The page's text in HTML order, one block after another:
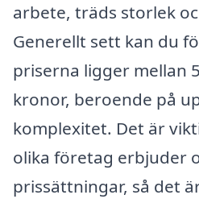
arbete, träds storlek
Generellt sett kan du
priserna ligger mellan
kronor, beroende på
komplexitet. Det är
olika företag erbjuder
prissättningar, så det